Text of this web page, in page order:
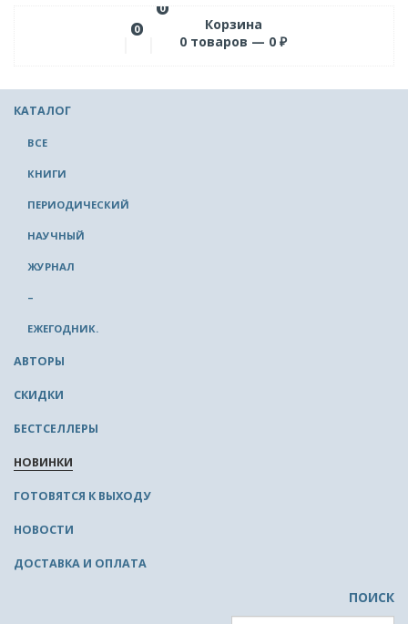
0
0
Корзина
0 товаров — 0 ₽
КАТАЛОГ
ВСЕ
КНИГИ
ПЕРИОДИЧЕСКИЙ
НАУЧНЫЙ
ЖУРНАЛ
–
ЕЖЕГОДНИК.
АВТОРЫ
СКИДКИ
БЕСТСЕЛЛЕРЫ
НОВИНКИ
ГОТОВЯТСЯ К ВЫХОДУ
НОВОСТИ
ДОСТАВКА И ОПЛАТА
ПОИСК